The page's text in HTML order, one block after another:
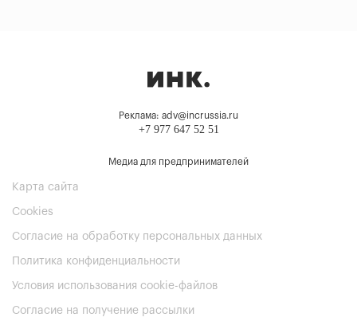
Реклама: adv@incrussia.ru
+7 977 647 52 51
Медиа для предпринимателей
Карта сайта
Cookies
Согласие на обработку персональных данных
Политика конфиденциальности
Условия использования cookie-файлов
Согласие на получение рассылки